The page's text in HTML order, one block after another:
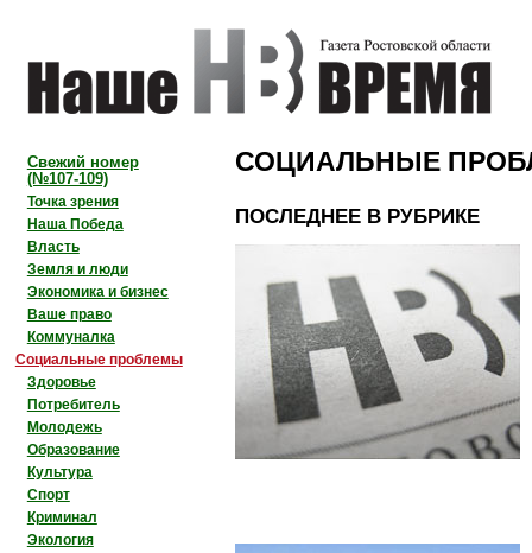
СОЦИАЛЬНЫЕ
ПОСЛЕДНЕЕ В РУБРИКЕ
Свежий номер
(№107-109)
Точка зрения
Наша Победа
Власть
Земля и люди
Экономика и бизнес
Ваше право
Коммуналка
Социальные проблемы
Здоровье
Потребитель
Молодежь
Образование
Культура
Спорт
Криминал
Экология